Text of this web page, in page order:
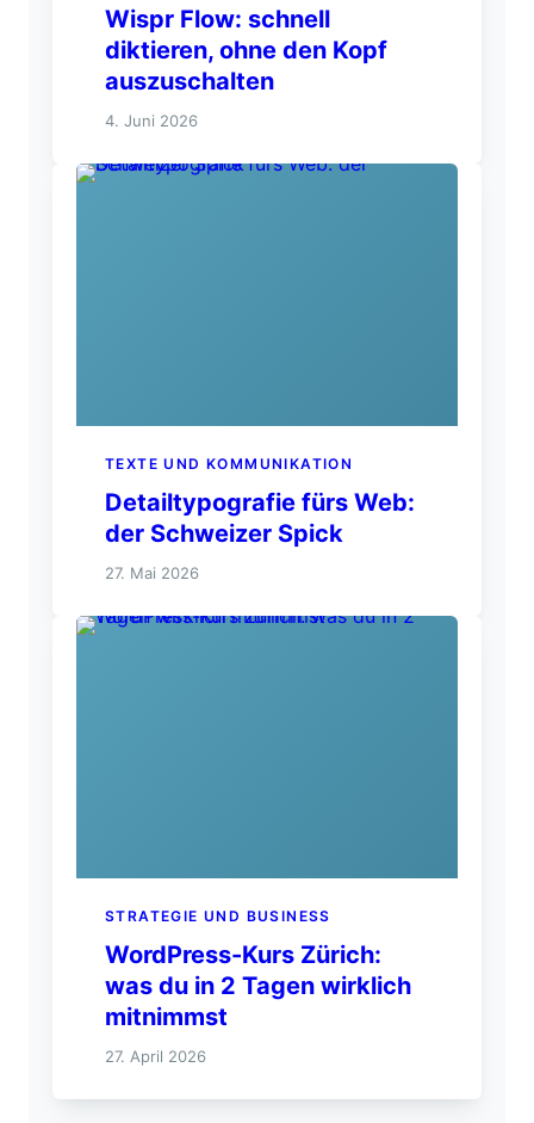
Wispr Flow: schnell
diktieren, ohne den Kopf
auszuschalten
4. Juni 2026
TEXTE UND KOMMUNIKATION
Detailtypografie fürs Web:
der Schweizer Spick
27. Mai 2026
STRATEGIE UND BUSINESS
WordPress-Kurs Zürich:
was du in 2 Tagen wirklich
mitnimmst
27. April 2026